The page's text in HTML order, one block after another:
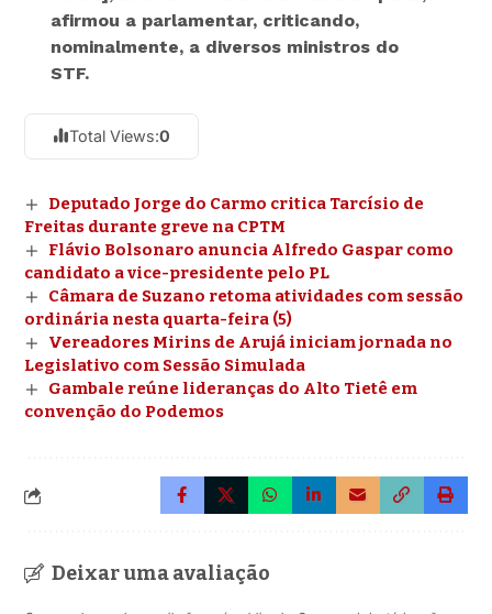
afirmou a parlamentar, criticando,
nominalmente, a diversos ministros do
STF.
Total Views:0
Deputado Jorge do Carmo critica Tarcísio de
Freitas durante greve na CPTM
Flávio Bolsonaro anuncia Alfredo Gaspar como
candidato a vice-presidente pelo PL
Câmara de Suzano retoma atividades com sessão
ordinária nesta quarta-feira (5)
Vereadores Mirins de Arujá iniciam jornada no
Legislativo com Sessão Simulada
Gambale reúne lideranças do Alto Tietê em
convenção do Podemos
Deixar uma avaliação